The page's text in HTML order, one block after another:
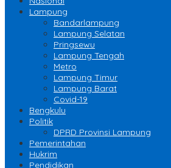
Lampung
Bandarlampung
Lampung Selatan
Pringsewu
Lampung Tengah
Metro
Lampung Timur
Lampung Barat
Covid-19
Bengkulu
Politik
DPRD Provinsi Lampung
Pemerintahan
Hukrim
Pendidikan